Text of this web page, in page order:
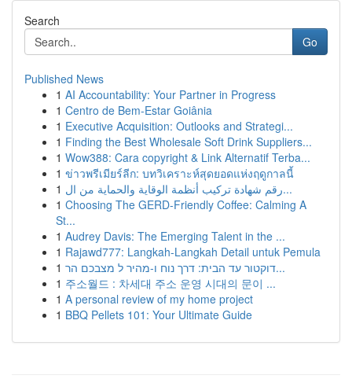
Search
Go
Published News
1 AI Accountability: Your Partner in Progress
1 Centro de Bem-Estar Goiânia
1 Executive Acquisition: Outlooks and Strategi...
1 Finding the Best Wholesale Soft Drink Suppliers...
1 Wow388: Cara copyright & Link Alternatif Terba...
1 ข่าวพรีเมียร์ลีก: บทวิเคราะห์สุดยอดแห่งฤดูกาลนี้
1
رقم شهادة تركيب أنظمة الوقاية والحماية من ال...
1 Choosing The GERD-Friendly Coffee: Calming A
St...
1 Audrey Davis: The Emerging Talent in the ...
1 Rajawd777: Langkah-Langkah Detail untuk Pemula
1
דוקטור עד הבית: דרך נוח ו-מהיר ל מצבכם הר...
1 주소월드 : 차세대 주소 운영 시대의 문이 ...
1 A personal review of my home project
1 BBQ Pellets 101: Your Ultimate Guide